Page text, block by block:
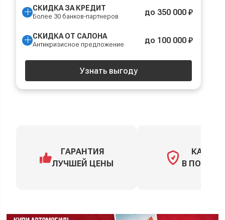
СКИДКА ЗА КРЕДИТ
Более 30 банков-партнеров до 350 000 ₽
СКИДКА ОТ САЛОНА
Антикризисное предложение до 100 000 ₽
Узнать выгоду
ГАРАНТИЯ
ЛУЧШЕЙ ЦЕНЫ
КАСКО
В